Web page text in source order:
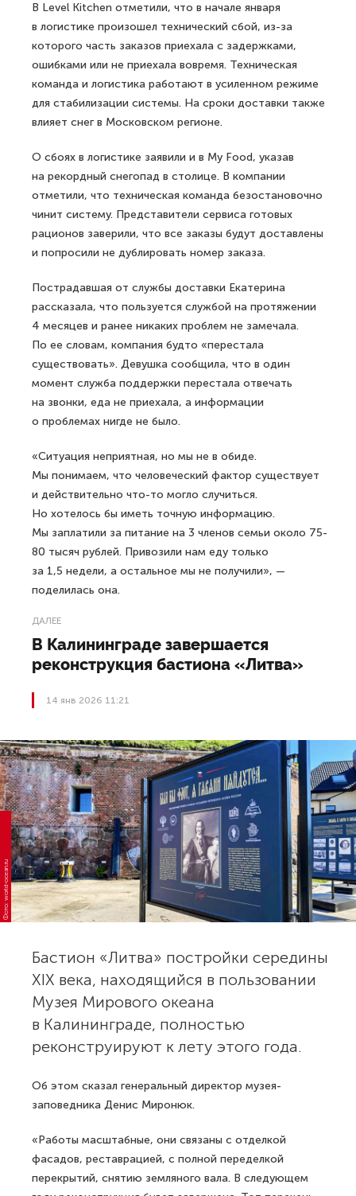
В Level Kitchen отметили, что в начале января
в логистике произошел технический сбой, из-за
которого часть заказов приехала с задержками,
ошибками или не приехала вовремя. Техническая
команда и логистика работают в усиленном режиме
для стабилизации системы. На сроки доставки также
влияет снег в Московском регионе.
О сбоях в логистике заявили и в My Food, указав
на рекордный снегопад в столице. В компании
отметили, что техническая команда безостановочно
чинит систему. Представители сервиса готовых
рационов заверили, что все заказы будут доставлены
и попросили не дублировать номер заказа.
Пострадавшая от службы доставки Екатерина
рассказала, что пользуется службой на протяжении
4 месяцев и ранее никаких проблем не замечала.
По ее словам, компания будто «перестала
существовать». Девушка сообщила, что в один
момент служба поддержки перестала отвечать
на звонки, еда не приехала, а информации
о проблемах нигде не было.
«Ситуация неприятная, но мы не в обиде.
Мы понимаем, что человеческий фактор существует
и действительно что-то могло случиться.
Но хотелось бы иметь точную информацию.
Мы заплатили за питание на 3 членов семьи около 75-
80 тысяч рублей. Привозили нам еду только
за 1,5 недели, а остальное мы не получили», —
поделилась она.
ДАЛЕЕ
В Калининграде завершается
реконструкция бастиона «Литва»
14 янв 2026 11:21
Фото: world-ocean.ru
Бастион «Литва» постройки середины
XIX века, находящийся в пользовании
Музея Мирового океана
в Калининграде, полностью
реконструируют к лету этого года.
Об этом сказал генеральный директор музея-
заповедника Денис Миронюк.
«Работы масштабные, они связаны с отделкой
фасадов, реставрацией, с полной переделкой
перекрытий, снятию земляного вала. В следующем